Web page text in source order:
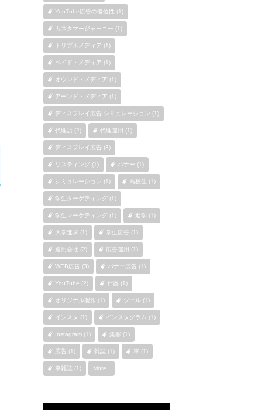
YouTube広告の優位性 (1)
カスタマージャーニー (1)
トリプルメディア (1)
ペイド・メディア (1)
オウンド・メディア (1)
アーンド・メディア (1)
ディスプレイ広告 シミュレーション (1)
代理店 (2) 代理運用 (1)
ディスプレイ広告 (3)
リスティング (1) バナー (1)
シミュレーション (1) 高校生 (1)
学生ターゲティング (1)
学生マーケティング (1) 進学 (1)
大学進学 (1) 学生広告 (1)
運用会社 (2) 広告運用 (1)
WEB広告 (3) バナー広告 (1)
YouTube (2) 什器 (1)
オリジナル製作 (1) ツール (1)
インスタ (1) インスタグラム (1)
Instagram (1) 集客 (1)
広告 (1) 雑誌 (1) 車 (1)
車雑誌 (1) More..